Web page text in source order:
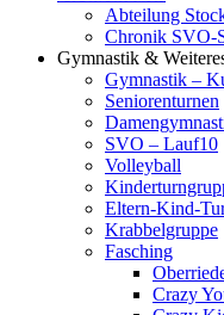
Abteilung
Chronik SVO-
Gymnastik &
Gymnastik –
Seniorenturnen
SVO – Lauf10
Volleyball
Eltern-Kind-
Krabbelgruppe
Fasching
Crazy